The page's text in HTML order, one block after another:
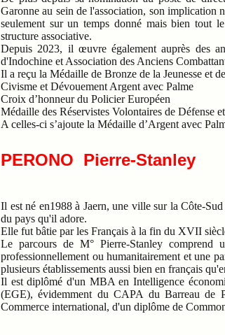
Garonne au sein de l'association, son implication
seulement sur un temps donné mais bien tout
structure associative.
Depuis 2023, il œuvre également auprès des
d'Indochine et Association des Anciens
Il a reçu la Médaille de Bronze de la Jeunesse et
Civisme et Dévouement Argent avec Palme
Croix d’honneur du Policier Européen
Médaille des Réservistes Volontaires de Défense
A celles-ci s’ajoute la Médaille d’Argent avec
PERONO Pierre-Stanley
Il est né en1988 à Jaern, une ville sur la Côte-
du pays qu'il adore.
Elle fut bâtie par les Français à la fin du XVII
Le parcours de M° Pierre-Stanley comprend
professionnellement ou humanitairement et une
plusieurs établissements aussi bien en français
Il est diplômé d'un MBA en Intelligence
(EGE), évidemment du CAPA du Barreau
Commerce international, d'un diplôme de